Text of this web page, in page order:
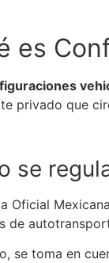
es
privado que
se
Oficial Mexicana
de
se toma en